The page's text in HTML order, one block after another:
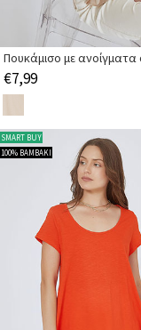
€7,99
SMART BUY
100% ΒΑΜΒΑΚΙ